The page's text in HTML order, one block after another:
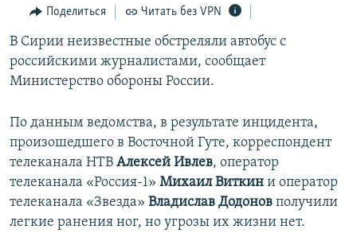
Вернутся
поиску
ИНТЕРАКТИВ
ИНФОГРАФИКА
ТЕЛЕПРОЕКТ КРЫМ.РЕАЛИИ
ПРОПАВШИЕ БЕЗ ВЕСТИ
ПОБЕДИТЕЛЕЙ НЕ СУДЯТ?
КРЫМ.НЕПОКОРЕННЫЙ
РАДІО СВОБОДА
КАК ОБОЙТИ БЛОКИРОВКУ
Українською
Qırımtatar
ПРИСОЕДИНЯЙТЕСЬ!
Поделиться Читать без VPN
В Сирии неизвестные обстреляли автобус с
российскими журналистами, сообщает
Министерство обороны России.
По данным ведомства, в результате инцидента,
произошедшего в Восточной Гуте, корреспондент
телеканала НТВ Алексей Ивлев, оператор
телеканала «Россия-1» Михаил Виткин и оператор
телеканала «Звезда» Владислав Додонов получили
легкие ранения ног, но угрозы их жизни нет.